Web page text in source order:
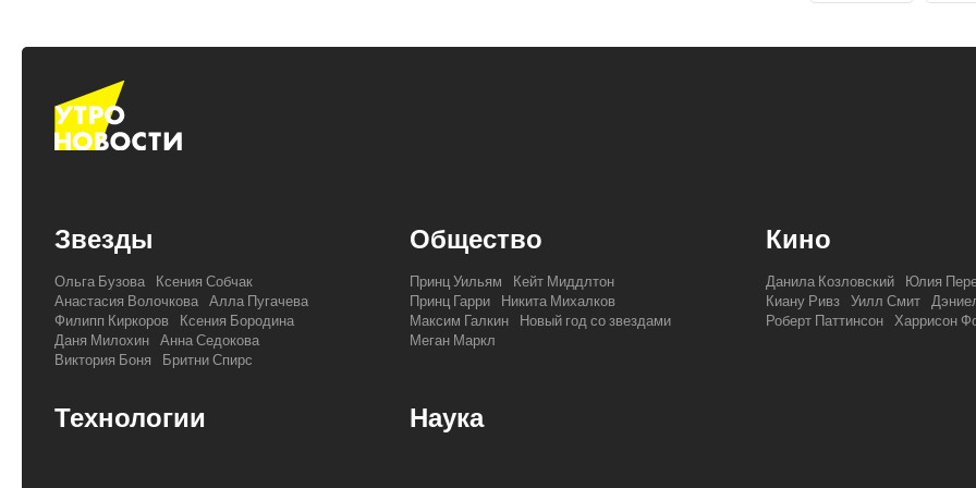
Звезды
Ольга Бузова
Ксения Собчак
Анастасия Волочкова Алла Пугачева
Филипп Киркоров
Ксения Бородина
Даня Милохин Анна Седокова
Виктория Боня
Бритни Спирс
Общество
Принц Уильям
Кейт Миддлтон
Принц Гарри
Никита Михалков
Максим Галкин
Новый год со звездами
Меган Маркл
Кино
Данила Козловский
Юлия
Киану Ривз Уилл Смит
Роберт Паттинсон Харрисон
Технологии Наука